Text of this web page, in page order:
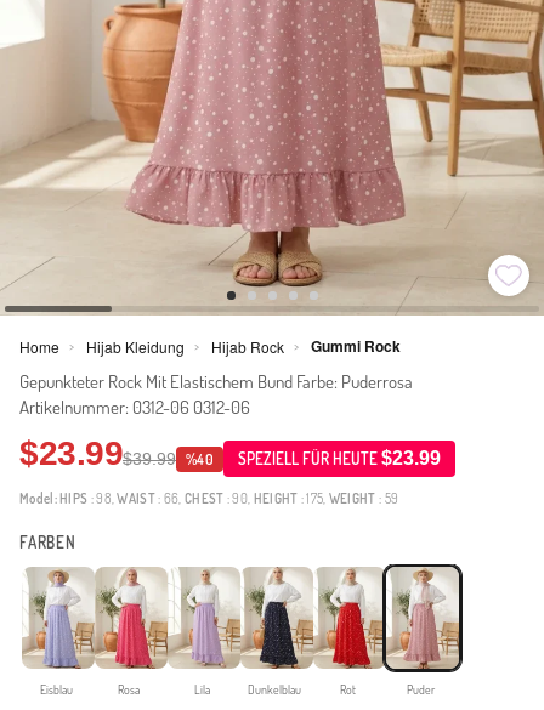
Home > Hijab Kleidung > Hijab Rock > Gummi Rock
Gepunkteter Rock Mit Elastischem Bund Farbe: Puderrosa
Artikelnummer: 0312-06 0312-06
$23.99$39.99 %40 SPEZIELL FÜR HEUTE$23.99
Model: HIPS : 98,WAIST: 66,CHEST : 90, HEIGHT : 175, WEIGHT : 59
FARBEN
Eisblau Rosa Lila Dunkelblau Rot Puder